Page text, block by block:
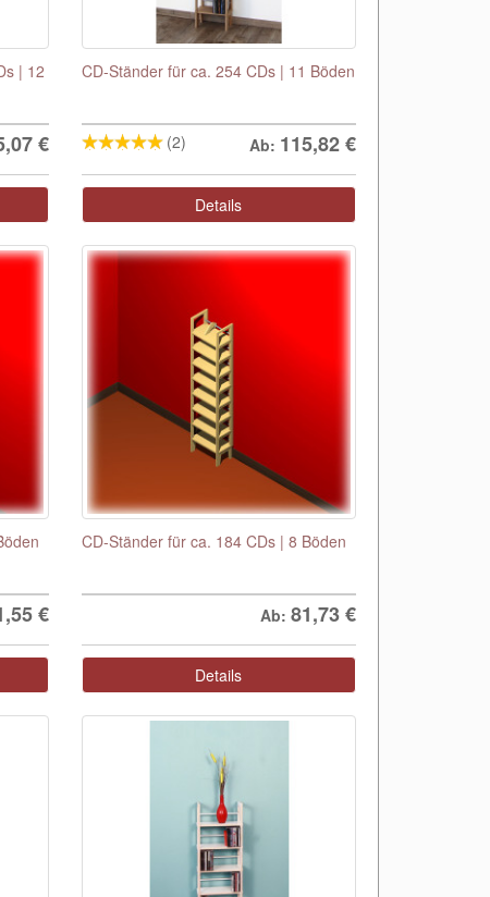
| 12
€
CD-Ständer für ca. 254 CDs | 11 Böden
(2) Ab: 115,82€
Details
€
CD-Ständer für ca. 184 CDs | 8 Böden
Ab: 81,73€
Details